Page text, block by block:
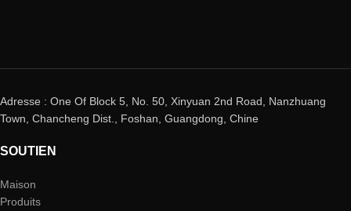
Adresse : One Of Block 5, No. 50, Xinyuan 2nd Road, Nanzhuang
Town, Chancheng Dist., Foshan, Guangdong, Chine
SOUTIEN
Maison
Produits